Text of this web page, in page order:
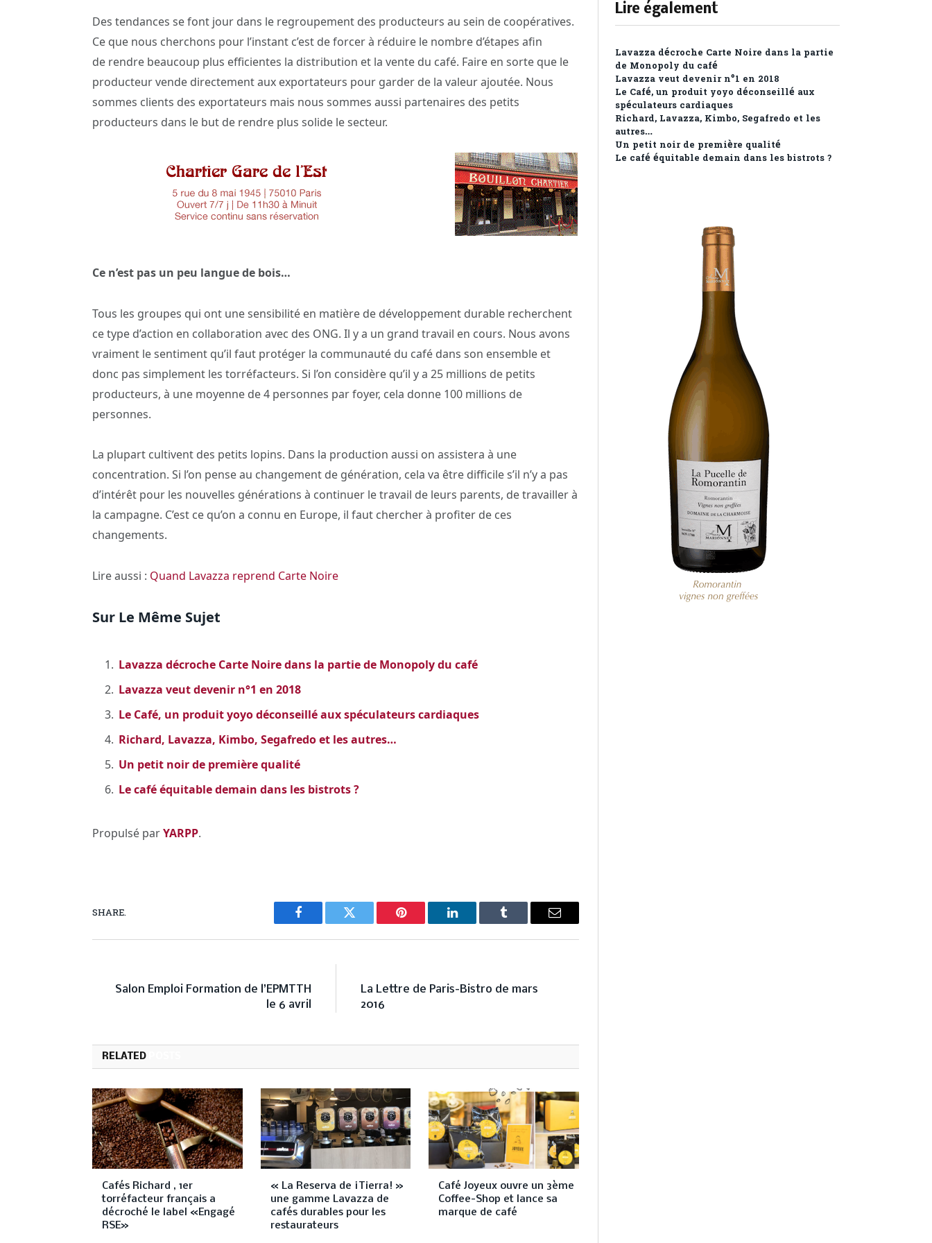
Des tendances se font jour dans le regroupement des producteurs au sein de coopératives.
Ce que nous cherchons pour l’instant c’est de forcer à réduire le nombre d’étapes afin
de rendre beaucoup plus efficientes la distribution et la vente du café. Faire en sorte que le
producteur vende directement aux exportateurs pour garder de la valeur ajoutée. Nous
sommes clients des exportateurs mais nous sommes aussi partenaires des petits
producteurs dans le but de rendre plus solide le secteur.
Ce n’est pas un peu langue de bois…
Tous les groupes qui ont une sensibilité en matière de développement durable recherchent
ce type d’action en collaboration avec des ONG. Il y a un grand travail en cours. Nous avons
vraiment le sentiment qu’il faut protéger la communauté du café dans son ensemble et
donc pas simplement les torréfacteurs. Si l’on considère qu’il y a 25 millions de petits
producteurs, à une moyenne de 4 personnes par foyer, cela donne 100 millions de
personnes.
La plupart cultivent des petits lopins. Dans la production aussi on assistera à une
concentration. Si l’on pense au changement de génération, cela va être difficile s’il n’y a pas
d’intérêt pour les nouvelles générations à continuer le travail de leurs parents, de travailler à
la campagne. C’est ce qu’on a connu en Europe, il faut chercher à profiter de ces
changements.
Lire aussi : Quand Lavazza reprend Carte Noire
Sur Le Même Sujet
Lavazza décroche Carte Noire dans la partie de Monopoly du café
Lavazza veut devenir n°1 en 2018
Le Café, un produit yoyo déconseillé aux spéculateurs cardiaques
Richard, Lavazza, Kimbo, Segafredo et les autres…
Un petit noir de première qualité
Le café équitable demain dans les bistrots ?
Propulsé parYARPP.
SHARE.
Facebook Twitter Pinterest LinkedIn Tumblr Email
Salon Emploi Formation de l’EPMTTH
le 6 avril
La Lettre de Paris-Bistro de mars
2016
RELATED
Cafés Richard , 1er
torréfacteur français a
décroché le label «Engagé
RSE»
« La Reserva de ¡Tierra! »
une gamme Lavazza de
cafés durables pour les
restaurateurs
Café Joyeux ouvre un 3ème
Coffee-Shop et lance sa
marque de café
Lire également
Lavazza décroche Carte Noire dans la partie
de Monopoly du café
Lavazza veut devenir n°1 en 2018
Le Café, un produit yoyo déconseillé aux
spéculateurs cardiaques
Richard, Lavazza, Kimbo, Segafredo et les
autres…
Un petit noir de première qualité
Le café équitable demain dans les bistrots ?